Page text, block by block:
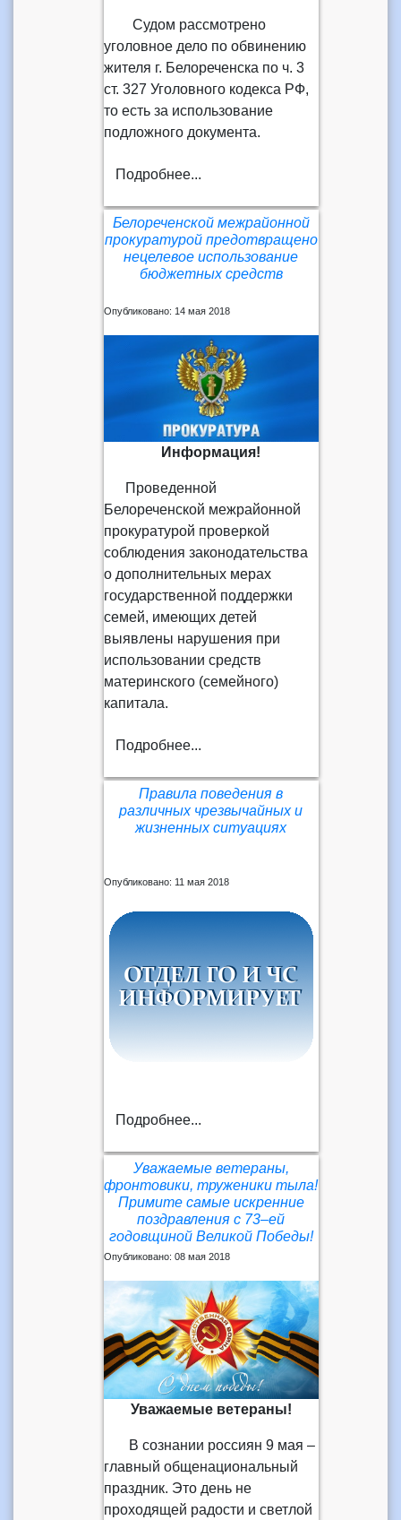
Судом рассмотрено
уголовное дело по обвинению
жителя г. Белореченска по ч. 3
ст. 327 Уголовного кодекса РФ,
то есть за использование
подложного документа.
Подробнее...
Белореченской межрайонной
прокуратурой предотвращено
нецелевое использование
бюджетных средств
Опубликовано: 14 мая 2018
Информация!
Проведенной
Белореченской межрайонной
прокуратурой проверкой
соблюдения законодательства
о дополнительных мерах
государственной поддержки
семей, имеющих детей
выявлены нарушения при
использовании средств
материнского (семейного)
капитала.
Подробнее...
Правила поведения в
различных чрезвычайных и
жизненных ситуациях
Опубликовано: 11 мая 2018
Подробнее...
Уважаемые ветераны,
фронтовики, труженики тыла!
Примите самые искренние
поздравления с 73–ей
годовщиной Великой Победы!
Опубликовано: 08 мая 2018
Уважаемые ветераны!
В сознании россиян 9 мая –
главный общенациональный
праздник. Это день не
проходящей радости и светлой